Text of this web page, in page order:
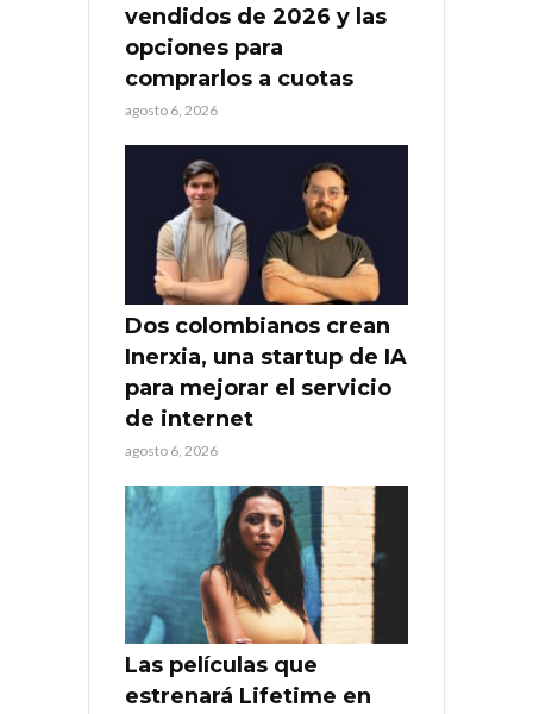
vendidos de 2026 y las
opciones para
comprarlos a cuotas
agosto 6, 2026
Dos colombianos crean
Inerxia, una startup de IA
para mejorar el servicio
de internet
agosto 6, 2026
Las películas que
estrenará Lifetime en